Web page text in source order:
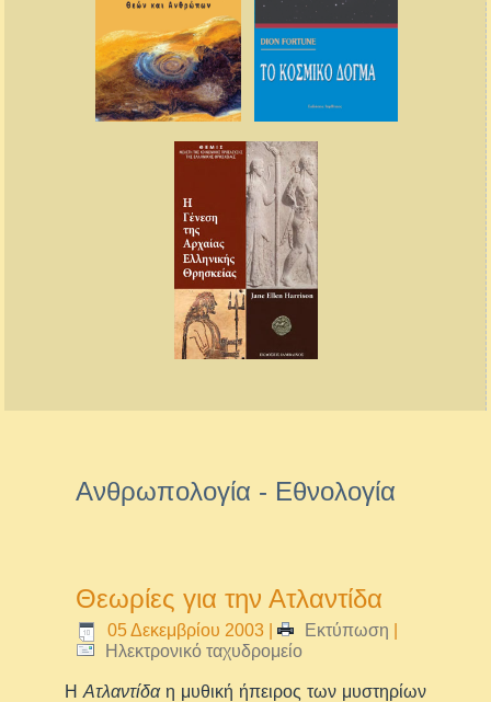
Ανθρωπολογία - Εθνολογία
Θεωρίες για την Ατλαντίδα
05 Δεκεμβρίου 2003 | Εκτύπωση
Ηλεκτρονικό ταχυδρομείο
ΗΑτλαντίδαη μυθική ήπειρος των μυστηρίων